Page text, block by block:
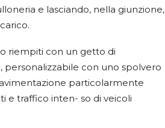
e lasciando, nella giunzione,
riempiti con un getto di
personalizzabile con uno spolvero
particolarmente
e traffico inten- so di veicoli